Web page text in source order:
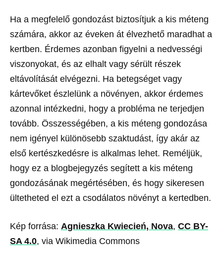
Ha a megfelelő gondozást biztosítjuk a kis méteng
számára, akkor az éveken át élvezhető maradhat a
kertben. Érdemes azonban figyelni a nedvességi
viszonyokat, és az elhalt vagy sérült részek
eltávolítását elvégezni. Ha betegséget vagy
kártevőket észlelünk a növényen, akkor érdemes
azonnal intézkedni, hogy a probléma ne terjedjen
tovább. Összességében, a kis méteng gondozása
nem igényel különösebb szaktudást, így akár az
első kertészkedésre is alkalmas lehet. Reméljük,
hogy ez a blogbejegyzés segített a kis méteng
gondozásának megértésében, és hogy sikeresen
ültetheted el ezt a csodálatos növényt a kertedben.
Kép forrása: Agnieszka Kwiecień, Nova, CC BY-
SA 4.0, via Wikimedia Commons